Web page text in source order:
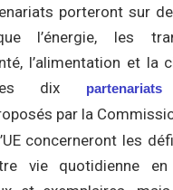
porteront sur
l’énergie, les
l’alimentation et la
les dix
par la
concerneront les
vie quotidienne